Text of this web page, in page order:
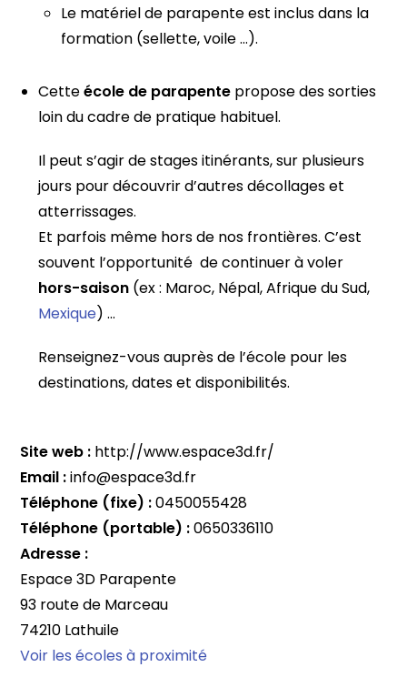
Le matériel de parapente est inclus dans la
formation (sellette, voile …).
Cetteécole de parapente propose des sorties
loin du cadre de pratique habituel.
Il peut s’agir de stages itinérants, sur plusieurs
jours pour découvrir d’autres décollages et
atterrissages.
Et parfois même hors de nos frontières. C’est
souvent l’opportunité de continuer à voler
hors-saison (ex : Maroc, Népal, Afrique du Sud,
Mexique) …
Renseignez-vous auprès de l’école pour les
destinations, dates et disponibilités.
Site web : http://www.espace3d.fr/
Email :info@espace3d.fr
Téléphone (fixe) :0450055428
Téléphone (portable) :0650336110
Adresse :
Espace 3D Parapente
93 route de Marceau
74210 Lathuile
Voir les écoles à proximité